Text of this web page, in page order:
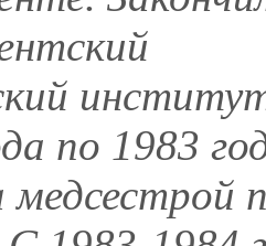
по 1983
медсестрой